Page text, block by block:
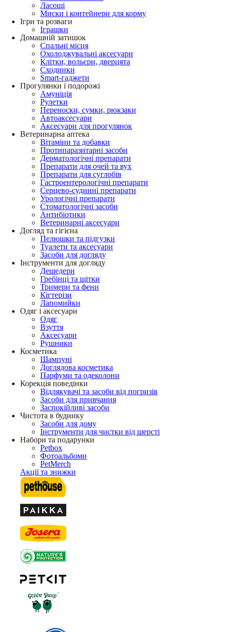
Ласощі
Миски і контейнери для корму
Ігри та розваги
Іграшки
Домашній затишок
Спальні місця
Охолоджувальні аксесуари
Клітки, вольєри, дверцята
Сходинки
Smart-гаджети
Прогулянки і подорожі
Амуніція
Рулетки
Переноски, сумки, рюкзаки
Автоаксесуари
Аксесуари для прогулянок
Ветеринарна аптека
Вітаміни та добавки
Протипаразитарні засоби
Дерматологічні препарати
Препарати для очей та вух
Препарати для суглобів
Гастроентерологічні препарати
Серцево-судинні препарати
Урологічні препарати
Стоматологічні засоби
Антибіотики
Ветеринарні аксесуари
Догляд та гігієна
Пелюшки та підгузки
Туалети та аксесуари
Засоби для догляду
Інструменти для догляду
Дешедери
Гребінці та щітки
Тримери та фени
Кігтерізи
Лапомийки
Одяг і аксесуари
Одяг
Взуття
Аксесуари
Рушники
Косметика
Шампуні
Доглядова косметика
Парфуми та одеколони
Корекція поведінки
Відлякувачі та засоби від погризів
Засоби для привчання
Заспокійливі засоби
Чистота в будинку
Засоби для дому
Інструменти для чистки від шерсті
Набори та подарунки
Petbox
Фотоальбоми
PetMerch
Акції та знижки